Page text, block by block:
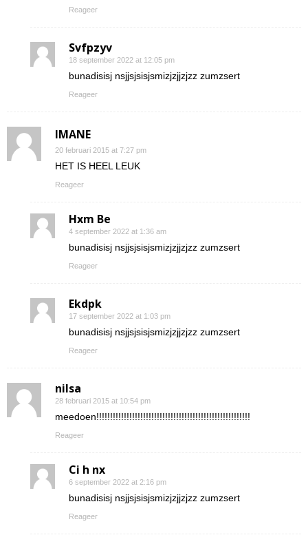
Reageer
Svfpzyv
18 september 2022 at 12:05 pm
bunadisisj nsjjsjsisjsmizjzjjzjzz zumzsert
Reageer
IMANE
20 februari 2015 at 7:27 pm
HET IS HEEL LEUK
Reageer
Hxm Be
4 september 2022 at 1:36 am
bunadisisj nsjjsjsisjsmizjzjjzjzz zumzsert
Reageer
Ekdpk
17 september 2022 at 1:03 pm
bunadisisj nsjjsjsisjsmizjzjjzjzz zumzsert
Reageer
nilsa
28 februari 2015 at 10:54 pm
meedoen!!!!!!!!!!!!!!!!!!!!!!!!!!!!!!!!!!!!!!!!!!!!!!!!!!!!!!!!
Reageer
Ci h nx
6 september 2022 at 2:16 pm
bunadisisj nsjjsjsisjsmizjzjjzjzz zumzsert
Reageer